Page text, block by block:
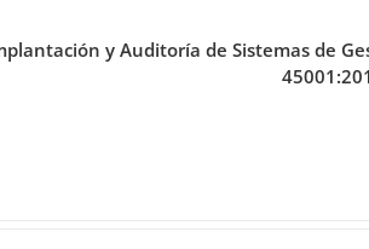
y Auditoría de Sistemas de